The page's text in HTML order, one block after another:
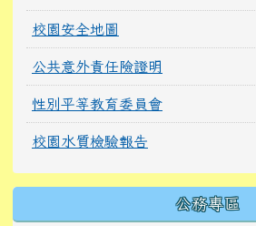
校園安全地圖
公共意外責任險證明
性別平等教育委員會
校園水質檢驗報告
公務專區